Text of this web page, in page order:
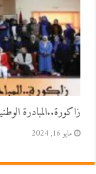
زاكورة..المبادرة
مايو 16, 2024